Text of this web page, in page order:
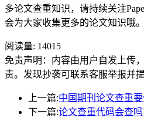
多论文查重知识，请持续关注
会为大家收集更多的论文知识哦。
阅读量: 14015
免责声明：内容由用户自发上传
责。发现抄袭可联系客服举报并
上一篇:中国期刊论文查重要
下一篇:论文查重代码会查吗